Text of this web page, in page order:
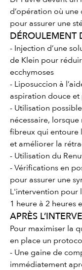
d’opération où
pour assurer une
DÉROULEMENT
- Injection d’une
de Klein pour
ecchymoses
- Liposuccion à
aspiration douce
- Utilisation
nécessaire,
fibreux qui entoure
et améliorer la
- Utilisation du
- Vérifications en
pour assurer une
L'intervention pour
1 heure à 2 heures
APRÈS
Pour maximiser la
en place un
- Une gaine de
immédiatement